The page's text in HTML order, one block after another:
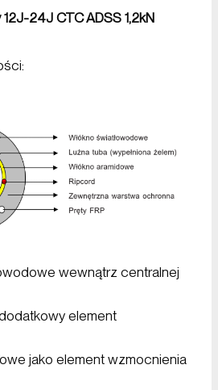
24J CTC ADSS 1,2kN
wewnątrz centralnej
element
jako element wzmocnienia